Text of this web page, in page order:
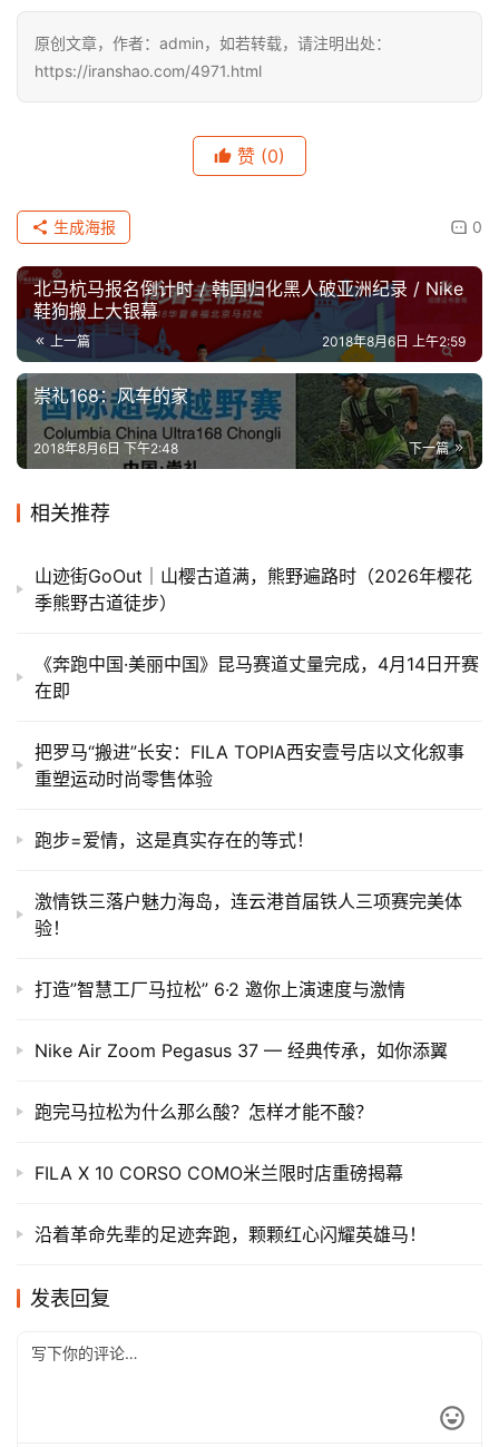
原创文章，作者：admin，如若转载，请注明出处：
https://iranshao.com/4971.html
赞 (0)
0
生成海报
北马杭马报名倒计时 / 韩国归化黑人破亚洲纪录 / Nike
鞋狗搬上大银幕
上一篇 2018年8月6日 上午2:59
崇礼168：风车的家
下一篇
2018年8月6日 下午2:48
相关推荐
山迹街GoOut｜山樱古道满，熊野遍路时（2026年樱花
季熊野古道徒步）
《奔跑中国·美丽中国》昆马赛道丈量完成，4月14日开赛
在即
把罗马“搬进”长安：FILA TOPIA西安壹号店以文化叙事
重塑运动时尚零售体验
跑步=爱情，这是真实存在的等式！
激情铁三落户魅力海岛，连云港首届铁人三项赛完美体
验！
打造”智慧工厂马拉松” 6·2 邀你上演速度与激情
Nike Air Zoom Pegasus 37 — 经典传承，如你添翼
跑完马拉松为什么那么酸？怎样才能不酸？
FILA X 10 CORSO COMO米兰限时店重磅揭幕
沿着革命先辈的足迹奔跑，颗颗红心闪耀英雄马！
发表回复